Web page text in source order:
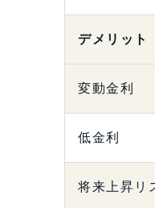
デメリット
変動金利
低金利
将来上昇リ